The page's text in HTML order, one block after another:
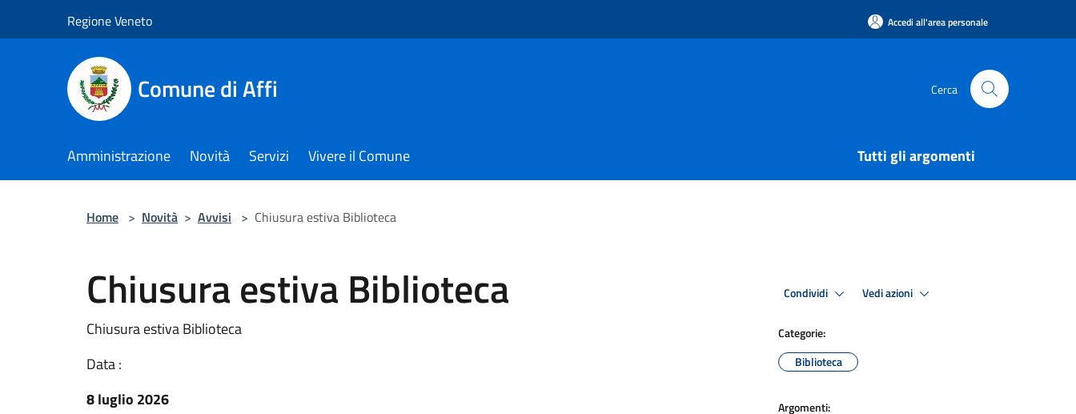
Regione Veneto Accedi all'area personale
Comune di Affi Cerca
Amministrazione Novità Servizi Vivere il Comune Tutti gli argomenti
Home > Novità > Avvisi > Chiusura estiva Biblioteca
Chiusura estiva Biblioteca
Chiusura estiva Biblioteca
Data :
8 luglio 2026
Condividi Vedi azioni
Categorie:
Biblioteca
Argomenti: